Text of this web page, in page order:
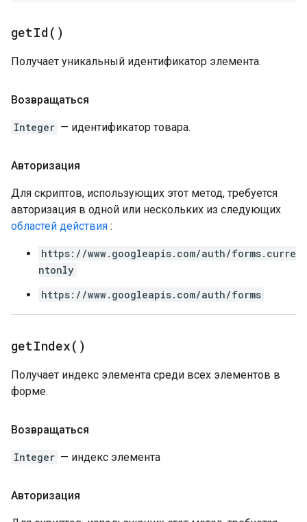
getId( )
Получает уникальный идентификатор элемента.
Возвращаться
Integer — идентификатор товара.
Авторизация
Для скриптов, использующих этот метод, требуется
авторизация в одной или нескольких из следующих
областей действия :
https://www.googleapis.com/auth/forms.curre
ntonly
https://www.googleapis.com/auth/forms
getIndex( )
Получает индекс элемента среди всех элементов в
форме.
Возвращаться
Integer — индекс элемента
Авторизация